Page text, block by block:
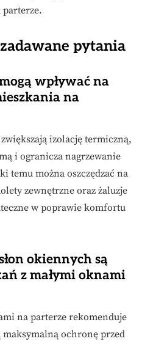
parterze.
pytania
wpływać na
na
izolację termiczną,
i ogranicza nagrzewanie
temu można oszczędzać na
zewnętrzne oraz żaluzje
w poprawie komfortu
okiennych są
z małymi oknami
na parterze rekomenduje
maksymalną ochronę przed